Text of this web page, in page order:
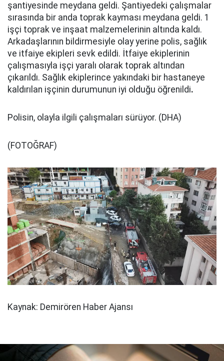
şantiyesinde meydana geldi. Şantiyedeki çalışmalar
sırasında bir anda toprak kayması meydana geldi. 1
işçi toprak ve inşaat malzemelerinin altında kaldı.
Arkadaşlarının bildirmesiyle olay yerine polis, sağlık
ve itfaiye ekipleri sevk edildi. İtfaiye ekiplerinin
çalışmasıyla işçi yaralı olarak toprak altından
çıkarıldı. Sağlık ekiplerince yakındaki bir hastaneye
kaldırılan işçinin durumunun iyi olduğu öğrenildi.
Polisin, olayla ilgili çalışmaları sürüyor. (DHA)
(FOTOĞRAF)
Kaynak: Demirören Haber Ajansı